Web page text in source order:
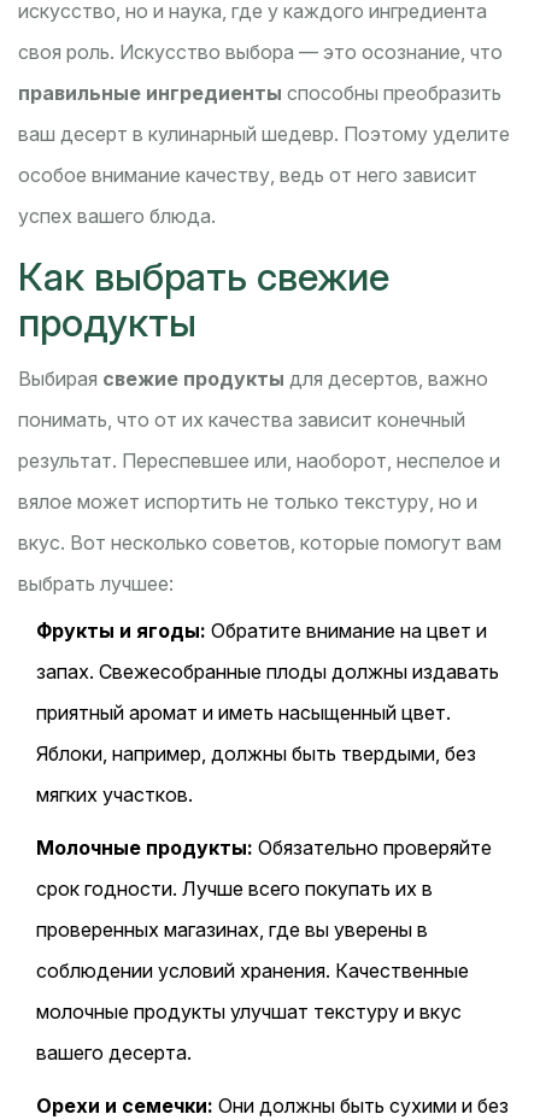
искусство, но и наука, где у каждого ингредиента
своя роль. Искусство выбора — это осознание, что
правильные ингредиенты способны преобразить
ваш десерт в кулинарный шедевр. Поэтому уделите
особое внимание качеству, ведь от него зависит
успех вашего блюда.
Как выбрать свежие
продукты
Выбирая свежие продукты для десертов, важно
понимать, что от их качества зависит конечный
результат. Переспевшее или, наоборот, неспелое и
вялое может испортить не только текстуру, но и
вкус. Вот несколько советов, которые помогут вам
выбрать лучшее:
Фрукты и ягоды: Обратите внимание на цвет и
запах. Свежесобранные плоды должны издавать
приятный аромат и иметь насыщенный цвет.
Яблоки, например, должны быть твердыми, без
мягких участков.
Молочные продукты: Обязательно проверяйте
срок годности. Лучше всего покупать их в
проверенных магазинах, где вы уверены в
соблюдении условий хранения. Качественные
молочные продукты улучшат текстуру и вкус
вашего десерта.
Орехи и семечки: Они должны быть сухими и без